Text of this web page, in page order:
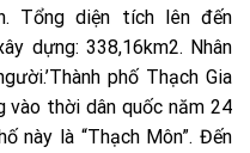
Tổng diện tích lên đến
dựng: 338,16km2. Nhân
phố Thạch Gia
vào thời dân quốc năm 24
này là “Thạch Môn”. Đến